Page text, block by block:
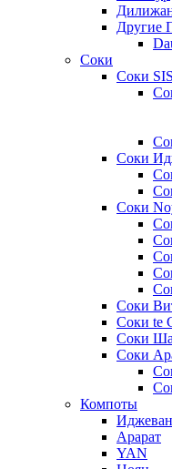
Другие
Соки
Соки
Соки
Соки
Соки
Соки te
Соки
Соки
Компоты
Иджеван
Арарат
YAN